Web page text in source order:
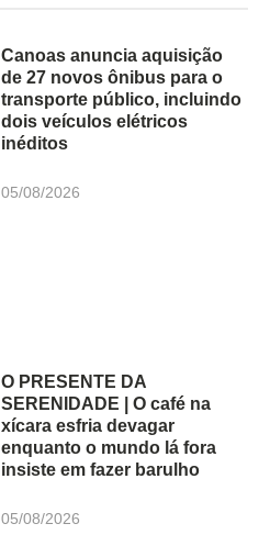
Canoas anuncia aquisição
de 27 novos ônibus para o
transporte público, incluindo
dois veículos elétricos
inéditos
05/08/2026
O PRESENTE DA
SERENIDADE | O café na
xícara esfria devagar
enquanto o mundo lá fora
insiste em fazer barulho
05/08/2026